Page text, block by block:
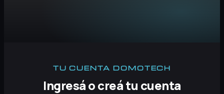
TU CUENTA DOMOTECH
Ingresá o creá tu cuenta